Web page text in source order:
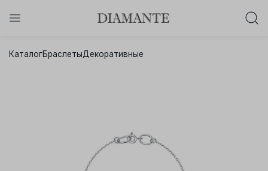
Осталось:
КаталогБраслетыДекоративные